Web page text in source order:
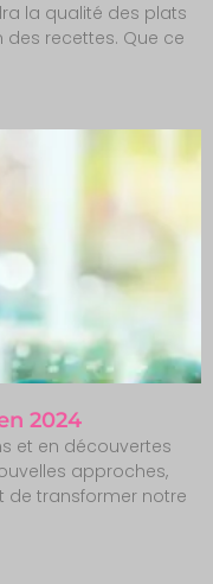
la qualité des plats
des recettes. Que ce
2024
et en découvertes
approches,
transformer notre